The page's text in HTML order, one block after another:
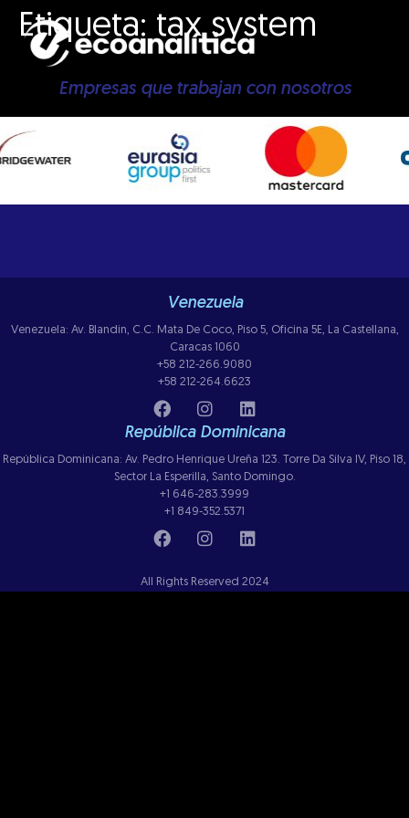
Etiqueta: tax system
Empresas que trabajan con nosotros
Venezuela
Venezuela: Av. Blandin, C.C. Mata De Coco, Piso 5, Oficina 5E, La Castellana,
Caracas 1060
+58 212-266.9080
+58 212-264.6623
República Dominicana
República Dominicana: Av. Pedro Henrique Ureña 123. Torre Da Silva IV, Piso 18,
Sector La Esperilla, Santo Domingo.
+1 646-283.3999
+1 849-352.5371
All Rights Reserved 2024